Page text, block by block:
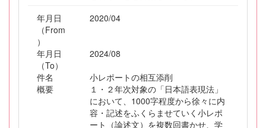
年月日
（From
）
2020/04
年月日
（To）
2024/08
件名
小レポートの相互添削
概要
１・２年次対象の「日本語表現法」
において、1000字程度から徐々に内
容・記述をふくらませていく小レポ
ート（論述文）を複数回書かせ、学